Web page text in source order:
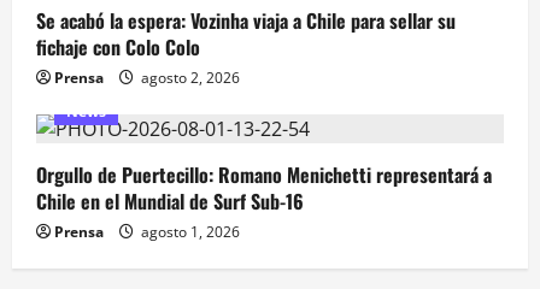
Se acabó la espera: Vozinha viaja a Chile para sellar su
fichaje con Colo Colo
Prensa
agosto 2, 2026
News
Orgullo de Puertecillo: Romano Menichetti representará a
Chile en el Mundial de Surf Sub-16
Prensa agosto 1, 2026